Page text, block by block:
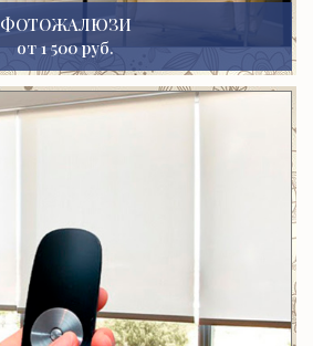
ФОТОЖАЛЮЗИ
от 1 500 руб.